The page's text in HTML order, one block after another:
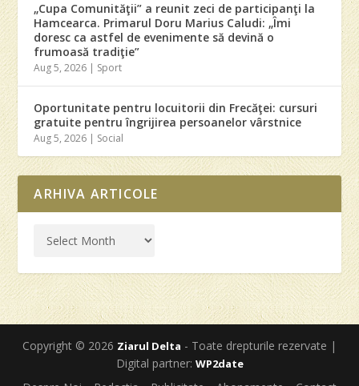
„Cupa Comunităţii” a reunit zeci de participanţi la
Hamcearca. Primarul Doru Marius Caludi: „Îmi
doresc ca astfel de evenimente să devină o
frumoasă tradiţie”
Aug 5, 2026 | Sport
Oportunitate pentru locuitorii din Frecăţei: cursuri
gratuite pentru îngrijirea persoanelor vârstnice
Aug 5, 2026 | Social
ARHIVA ARTICOLE
Copyright © 2026 Ziarul Delta - Toate drepturile rezervate |
Digital partner: WP2date